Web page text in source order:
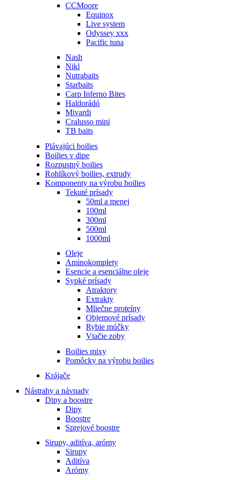
CCMoore
Equinox
Live system
Odyssey xxx
Pacific tuna
Nash
Nikl
Nutrabaits
Starbaits
Carp Inferno Bites
Haldorádó
Mivardi
Cralusso mini
TB baits
Plávajúci boilies
Boilies v dipe
Rozpustný boilies
Rohlíkový boilies, extrudy
Komponenty na výrobu boilies
Tekuté prísady
50ml a menej
100ml
300ml
500ml
1000ml
Oleje
Aminokomplety
Esencie a esenciálne oleje
Sypké prísady
Atraktory
Extrakty
Mliečne proteíny
Objemové prísady
Rybie múčky
Vtačie zoby
Boilies mixy
Pomôcky na výrobu boilies
Krájače
Nástrahy a návnady
Dipy a boostre
Dipy
Boostre
Sprejové boostre
Sirupy, aditíva, arómy
Sirupy
Aditíva
Arómy